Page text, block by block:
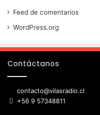
Feed de comentarios
WordPress.org
Contáctanos
contacto@vilasradio.cl
+56 9 57348811